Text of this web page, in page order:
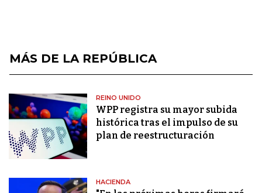
MÁS DE LA REPÚBLICA
REINO UNIDO
WPP registra su mayor subida
histórica tras el impulso de su
plan de reestructuración
HACIENDA